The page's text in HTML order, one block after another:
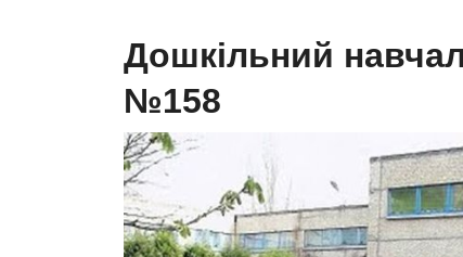
Дошкільний
№158